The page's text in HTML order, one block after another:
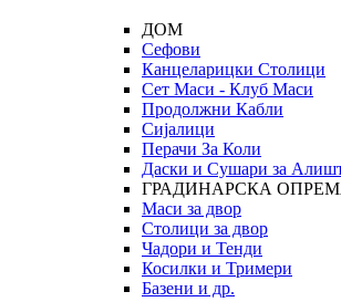
ДОМ
Сефови
Канцеларицки Столици
Сет Маси - Клуб Маси
Продолжни Кабли
Сијалици
Перачи За Коли
Даски и Сушари за
ГРАДИНАРСКА
Маси за двор
Столици за двор
Чадори и Тенди
Косилки и Тримери
Базени и др.